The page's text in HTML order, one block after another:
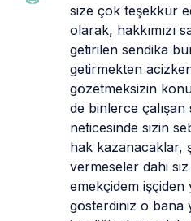
size çok teşekkür
olarak, hakkımızı
getirilen sendika
getirmekten
gözetmeksizin
de binlerce çalışan
neticesinde sizin
hak kazanacaklar,
vermeseler dahi
emekçidem
gösterdiniz o bana